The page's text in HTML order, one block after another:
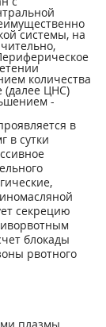
системы, на
количества
(далее ЦНС)
-
в
в сутки
секрецию
блокады
рвотного